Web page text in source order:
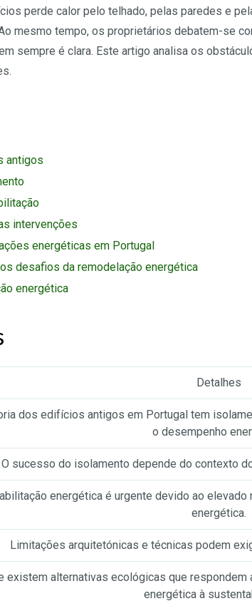
perde calor pelo telhado, pelas paredes e
mesmo tempo, os proprietários debatem-se
sempre é clara. Este artigo analisa os
antigos
intervenções
energéticas em Portugal
desafios da remodelação energética
energética
Detalhes
dos edifícios antigos em Portugal tem
o desempenho
O sucesso do isolamento depende do contexto
energética é urgente devido ao
energética.
Limitações arquitetónicas e técnicas podem
existem alternativas ecológicas que
energética à